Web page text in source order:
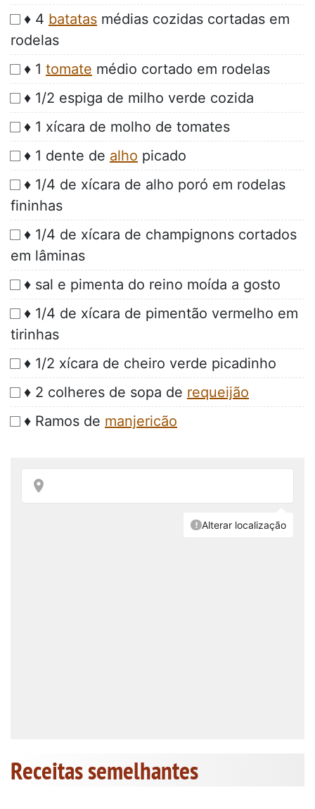
♦ 4 batatas médias cozidas cortadas em
rodelas
♦ 1 tomate médio cortado em rodelas
♦ 1/2 espiga de milho verde cozida
♦ 1 xícara de molho de tomates
♦ 1 dente de alho picado
♦ 1/4 de xícara de alho poró em rodelas
fininhas
♦ 1/4 de xícara de champignons cortados
em lâminas
♦ sal e pimenta do reino moída a gosto
♦ 1/4 de xícara de pimentão vermelho em
tirinhas
♦ 1/2 xícara de cheiro verde picadinho
♦ 2 colheres de sopa de requeijão
♦ Ramos de manjericão
Receitas semelhantes